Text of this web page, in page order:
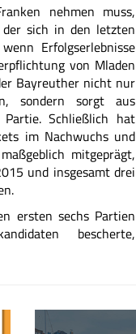
nehmen muss,
sich in den letzten
Erfolgserlebnisse
von Mladen
Bayreuther nicht nur
sondern sorgt aus
Schließlich hat
im Nachwuchs und
mitgeprägt,
und insgesamt drei
ersten sechs Partien
bescherte,